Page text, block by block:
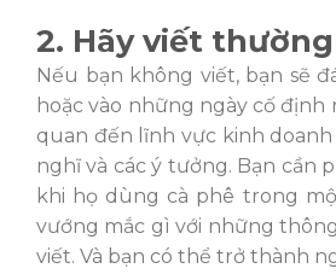
2. Hãy viết thư
Nếu bạn không viết, bạn sẽ
hoặc vào những ngày cố định
quan đến lĩnh vực kinh doanh
nghĩ và các ý tưởng. Bạn cần
khi họ dùng cà phê trong
vướng mắc gì với những
viết. Và bạn có thể trở thành